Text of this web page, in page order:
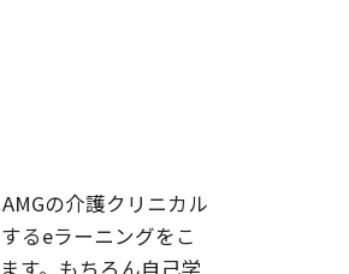
の介護クリニカル
るeラーニングをこ
す。もちろん自己学